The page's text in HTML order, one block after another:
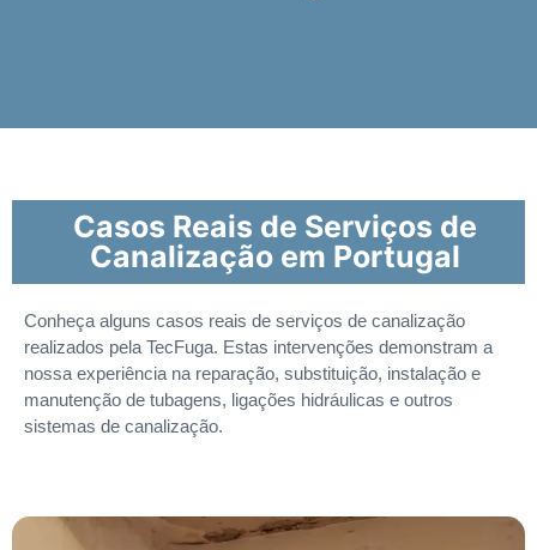
Casos Reais de Serviços de
Canalização em Portugal
Conheça alguns casos reais de serviços de canalização
realizados pela TecFuga. Estas intervenções demonstram a
nossa experiência na reparação, substituição, instalação e
manutenção de tubagens, ligações hidráulicas e outros
sistemas de canalização.